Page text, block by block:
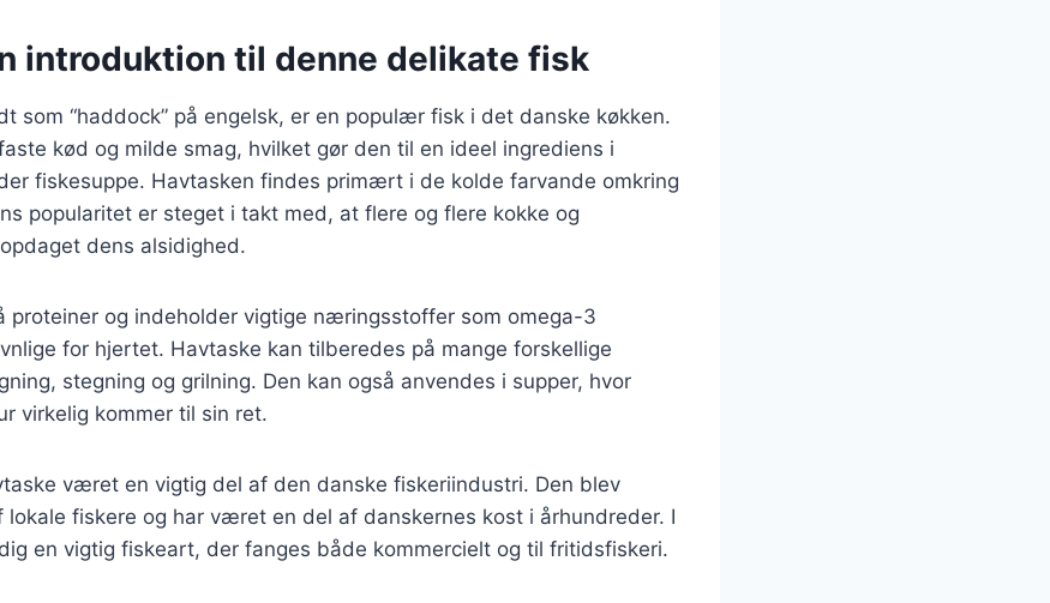
introduktion til denne delikate fisk
som “haddock” på engelsk, er en populær fisk i det danske køkken.
kød og milde smag, hvilket gør den til en ideel ingrediens i
fiskesuppe. Havtasken findes primært i de kolde farvande omkring
popularitet er steget i takt med, at flere og flere kokke og
dens alsidighed.
proteiner og indeholder vigtige næringsstoffer som omega-3
for hjertet. Havtaske kan tilberedes på mange forskellige
stegning og grilning. Den kan også anvendes i supper, hvor
virkelig kommer til sin ret.
været en vigtig del af den danske fiskeriindustri. Den blev
fiskere og har været en del af danskernes kost i århundreder. I
en vigtig fiskeart, der fanges både kommercielt og til fritidsfiskeri.